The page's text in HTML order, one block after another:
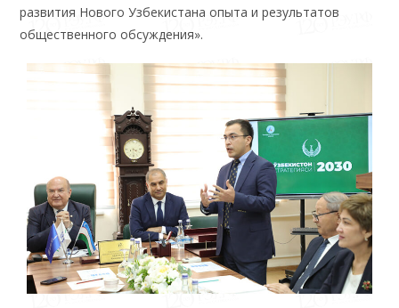
развития Нового Узбекистана опыта и результатов
общественного обсуждения».